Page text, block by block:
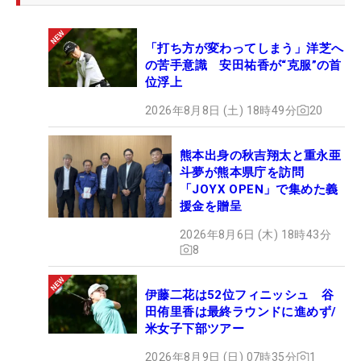
「打ち方が変わってしまう」洋芝へ
の苦手意識 安田祐香が“克服”の首
位浮上
2026年8月8日 (土) 18時49分 20
熊本出身の秋吉翔太と重永亜
斗夢が熊本県庁を訪問
「JOYX OPEN」で集めた義
援金を贈呈
2026年8月6日 (木) 18時43分
8
伊藤二花は52位フィニッシュ 谷
田侑里香は最終ラウンドに進めず/
米女子下部ツアー
2026年8月9日 (日) 07時35分 1